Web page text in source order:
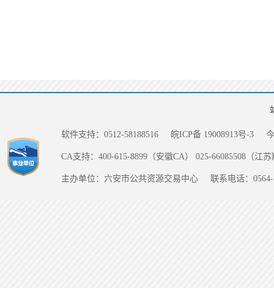
软件支持：0512-58188516 皖ICP备 19008913号-3
CA支持：400-615-8899（安徽CA） 025-66085508（江
主办单位：六安市公共资源交易中心 联系电话：0564-